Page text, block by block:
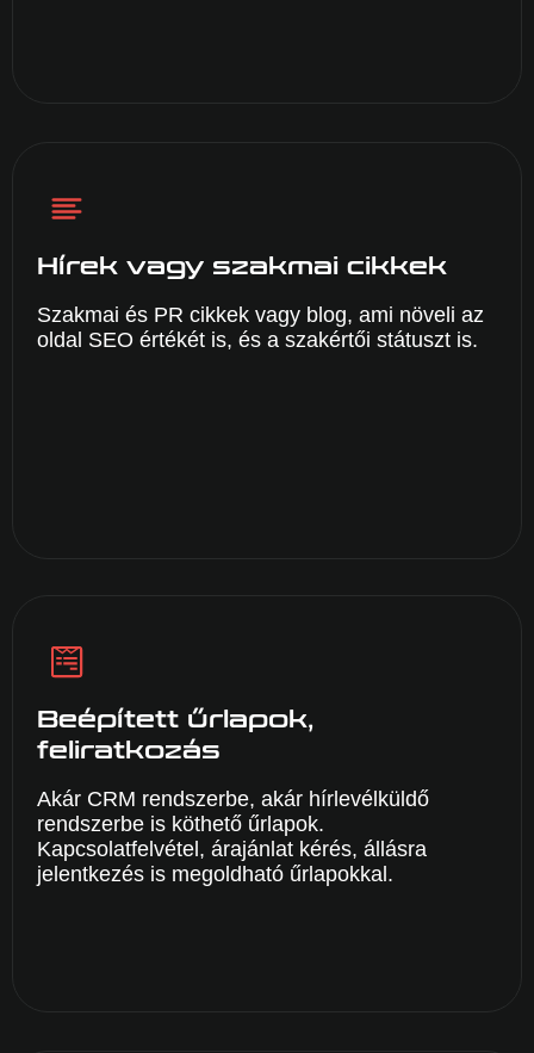
Hírek vagy szakmai cikkek
Szakmai és PR cikkek vagy blog, ami növeli az
oldal SEO értékét is, és a szakértői státuszt is.
Beépített űrlapok,
feliratkozás
Akár CRM rendszerbe, akár hírlevélküldő
rendszerbe is köthető űrlapok.
Kapcsolatfelvétel, árajánlat kérés, állásra
jelentkezés is megoldható űrlapokkal.